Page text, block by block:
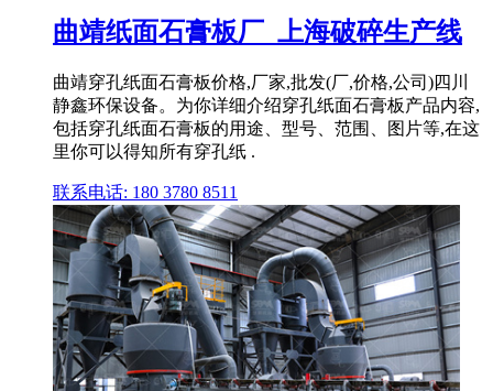
曲靖纸面石膏板厂_上海破碎生产线
曲靖穿孔纸面石膏板价格,厂家,批发(厂,价格,公司)四川
静鑫环保设备。为你详细介绍穿孔纸面石膏板产品内容,
包括穿孔纸面石膏板的用途、型号、范围、图片等,在这
里你可以得知所有穿孔纸 .
联系电话: 180 3780 8511